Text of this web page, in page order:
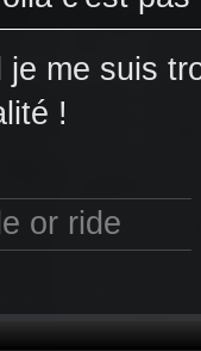
je me suis
!
or ride